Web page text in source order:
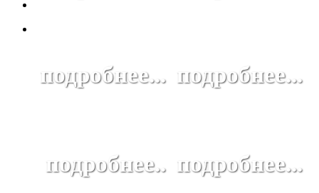
подробнее...
подробнее...
подробнее...
подробнее..